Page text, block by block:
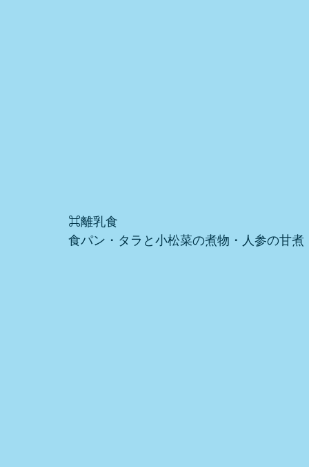
⌘離乳食
食パン・タラと小松菜の煮物・人参の甘煮